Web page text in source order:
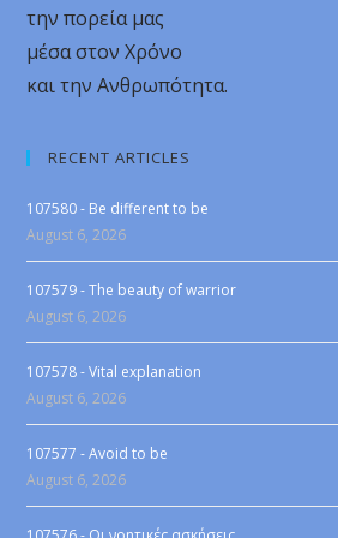
την πορεία μας
μέσα στον Χρόνο
και την Ανθρωπότητα.
RECENT ARTICLES
107580 - Be different to be
August 6, 2026
107579 - The beauty of warrior
August 6, 2026
107578 - Vital explanation
August 6, 2026
107577 - Avoid to be
August 6, 2026